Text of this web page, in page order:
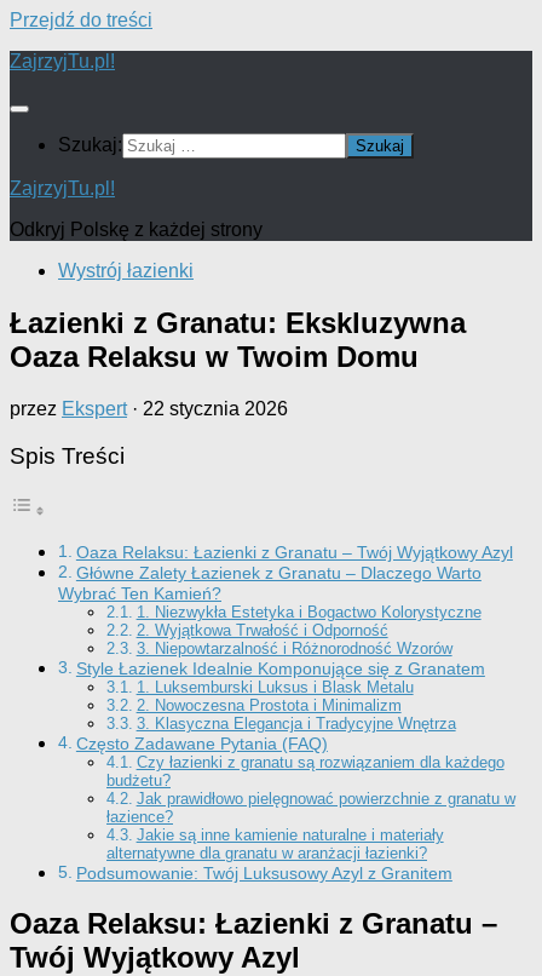
Przejdź do treści
ZajrzyjTu.pl!
Szukaj:
ZajrzyjTu.pl!
Odkryj Polskę z każdej strony
Wystrój łazienki
Łazienki z Granatu: Ekskluzywna
Oaza Relaksu w Twoim Domu
przez Ekspert· 22 stycznia 2026
Spis Treści
Oaza Relaksu: Łazienki z Granatu – Twój Wyjątkowy Azyl
Główne Zalety Łazienek z Granatu – Dlaczego Warto
Wybrać Ten Kamień?
1. Niezwykła Estetyka i Bogactwo Kolorystyczne
2. Wyjątkowa Trwałość i Odporność
3. Niepowtarzalność i Różnorodność Wzorów
Style Łazienek Idealnie Komponujące się z Granatem
1. Luksemburski Luksus i Blask Metalu
2. Nowoczesna Prostota i Minimalizm
3. Klasyczna Elegancja i Tradycyjne Wnętrza
Często Zadawane Pytania (FAQ)
Czy łazienki z granatu są rozwiązaniem dla każdego
budżetu?
Jak prawidłowo pielęgnować powierzchnie z granatu w
łazience?
Jakie są inne kamienie naturalne i materiały
alternatywne dla granatu w aranżacji łazienki?
Podsumowanie: Twój Luksusowy Azyl z Granitem
Oaza Relaksu: Łazienki z Granatu –
Twój Wyjątkowy Azyl